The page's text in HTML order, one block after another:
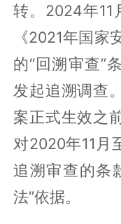
转。2024年11
《2021年国家
的“回溯审查”
发起追溯调查
案正式生效之
对2020年11月
追溯审查的条
法”依据。